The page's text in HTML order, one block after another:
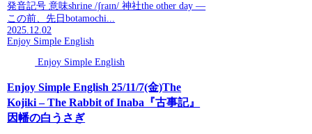
発音記号 意味shrine /ʃraɪn/ 神社the other day —
この前、先日botamochi...
2025.12.02
Enjoy Simple English
Enjoy Simple English
Enjoy Simple English 25/11/7(金)The
Kojiki – The Rabbit of Inaba『古事記』
因幡の白うさぎ